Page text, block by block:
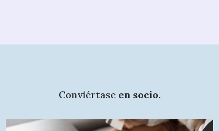
¿Qué busca?
Conviértase en socio.